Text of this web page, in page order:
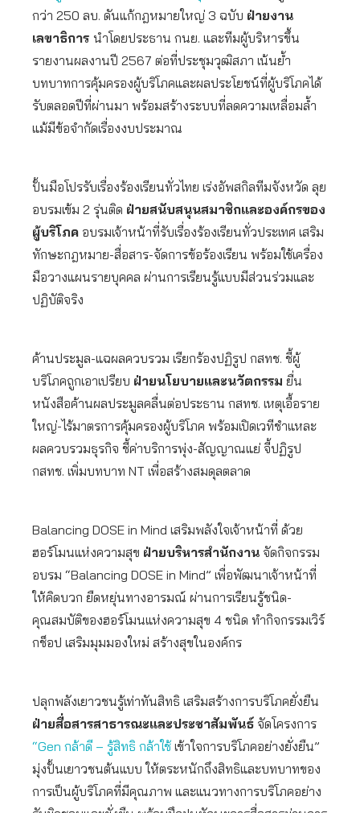
กว่า 250 ลบ. ดันแก้กฎหมายใหญ่ 3 ฉบับ ฝ่ายงาน
เลขาธิการ นำโดยประธาน กนย. และทีมผู้บริหารขึ้น
รายงานผลงานปี 2567 ต่อที่ประชุมวุฒิสภา เน้นย้ำ
บทบาทการคุ้มครองผู้บริโภคและผลประโยชน์ที่ผู้บริโภคได้
รับตลอดปีที่ผ่านมา พร้อมสร้างระบบที่ลดความเหลื่อมล้ำ
แม้มีข้อจำกัดเรื่องงบประมาณ
ปั้นมือโปรรับเรื่องร้องเรียนทั่วไทย เร่งอัพสกิลทีมจังหวัด ลุย
อบรมเข้ม 2 รุ่นติด ฝ่ายสนับสนุนสมาชิกและองค์กรของ
ผู้บริโภค อบรมเจ้าหน้าที่รับเรื่องร้องเรียนทั่วประเทศ เสริม
ทักษะกฎหมาย-สื่อสาร-จัดการข้อร้องเรียน พร้อมใช้เครื่อง
มือวางแผนรายบุคคล ผ่านการเรียนรู้แบบมีส่วนร่วมและ
ปฏิบัติจริง
ค้านประมูล-แฉผลควบรวม เรียกร้องปฏิรูป กสทช. ชี้ผู้
บริโภคถูกเอาเปรียบ ฝ่ายนโยบายและนวัตกรรม ยื่น
หนังสือค้านผลประมูลคลื่นต่อประธาน กสทช. เหตุเอื้อราย
ใหญ่-ไร้มาตรการคุ้มครองผู้บริโภค พร้อมเปิดเวทีชำแหละ
ผลควบรวมธุรกิจ ชี้ค่าบริการพุ่ง-สัญญาณแย่ จี้ปฏิรูป
กสทช. เพิ่มบทบาท NT เพื่อสร้างสมดุลตลาด
Balancing DOSE in Mind เสริมพลังใจเจ้าหน้าที่ ด้วย
ฮอร์โมนแห่งความสุข ฝ่ายบริหารสำนักงาน จัดกิจกรรม
อบรม “Balancing DOSE in Mind” เพื่อพัฒนาเจ้าหน้าที่
ให้คิดบวก ยืดหยุ่นทางอารมณ์ ผ่านการเรียนรู้ชนิด-
คุณสมบัติของฮอร์โมนแห่งความสุข 4 ชนิด ทำกิจกรรมเวิร์
กช็อป เสริมมุมมองใหม่ สร้างสุขในองค์กร
ปลุกพลังเยาวชนรู้เท่าทันสิทธิ เสริมสร้างการบริโภคยั่งยืน
ฝ่ายสื่อสารสาธารณะและประชาสัมพันธ์ จัดโครงการ
“Gen กล้าดี – รู้สิทธิ กล้าใช้ เข้าใจการบริโภคอย่างยั่งยืน”
มุ่งปั้นเยาวชนต้นแบบ ให้ตระหนักถึงสิทธิและบทบาทของ
การเป็นผู้บริโภคที่มีคุณภาพ และแนวทางการบริโภคอย่าง